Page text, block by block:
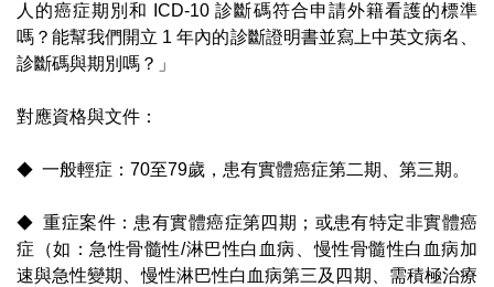
人的癌症期別和 ICD-10 診斷碼符合申請外籍看護的標準
嗎？能幫我們開立 1 年內的診斷證明書並寫上中英文病名、
診斷碼與期別嗎？」
對應資格與文件：
◆ 一般輕症：70至79歲，患有實體癌症第二期、第三期。
◆ 重症案件：患有實體癌症第四期；或患有特定非實體癌
症（如：急性骨髓性/淋巴性白血病、慢性骨髓性白血病加
速與急性變期、慢性淋巴性白血病第三及四期、需積極治療